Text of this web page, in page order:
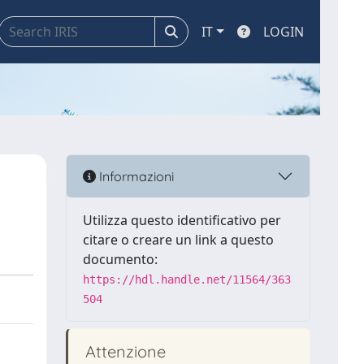
IT LOGIN
Informazioni
Utilizza questo identificativo per
citare o creare un link a questo
documento:
https://hdl.handle.net/11564/363
504
Attenzione